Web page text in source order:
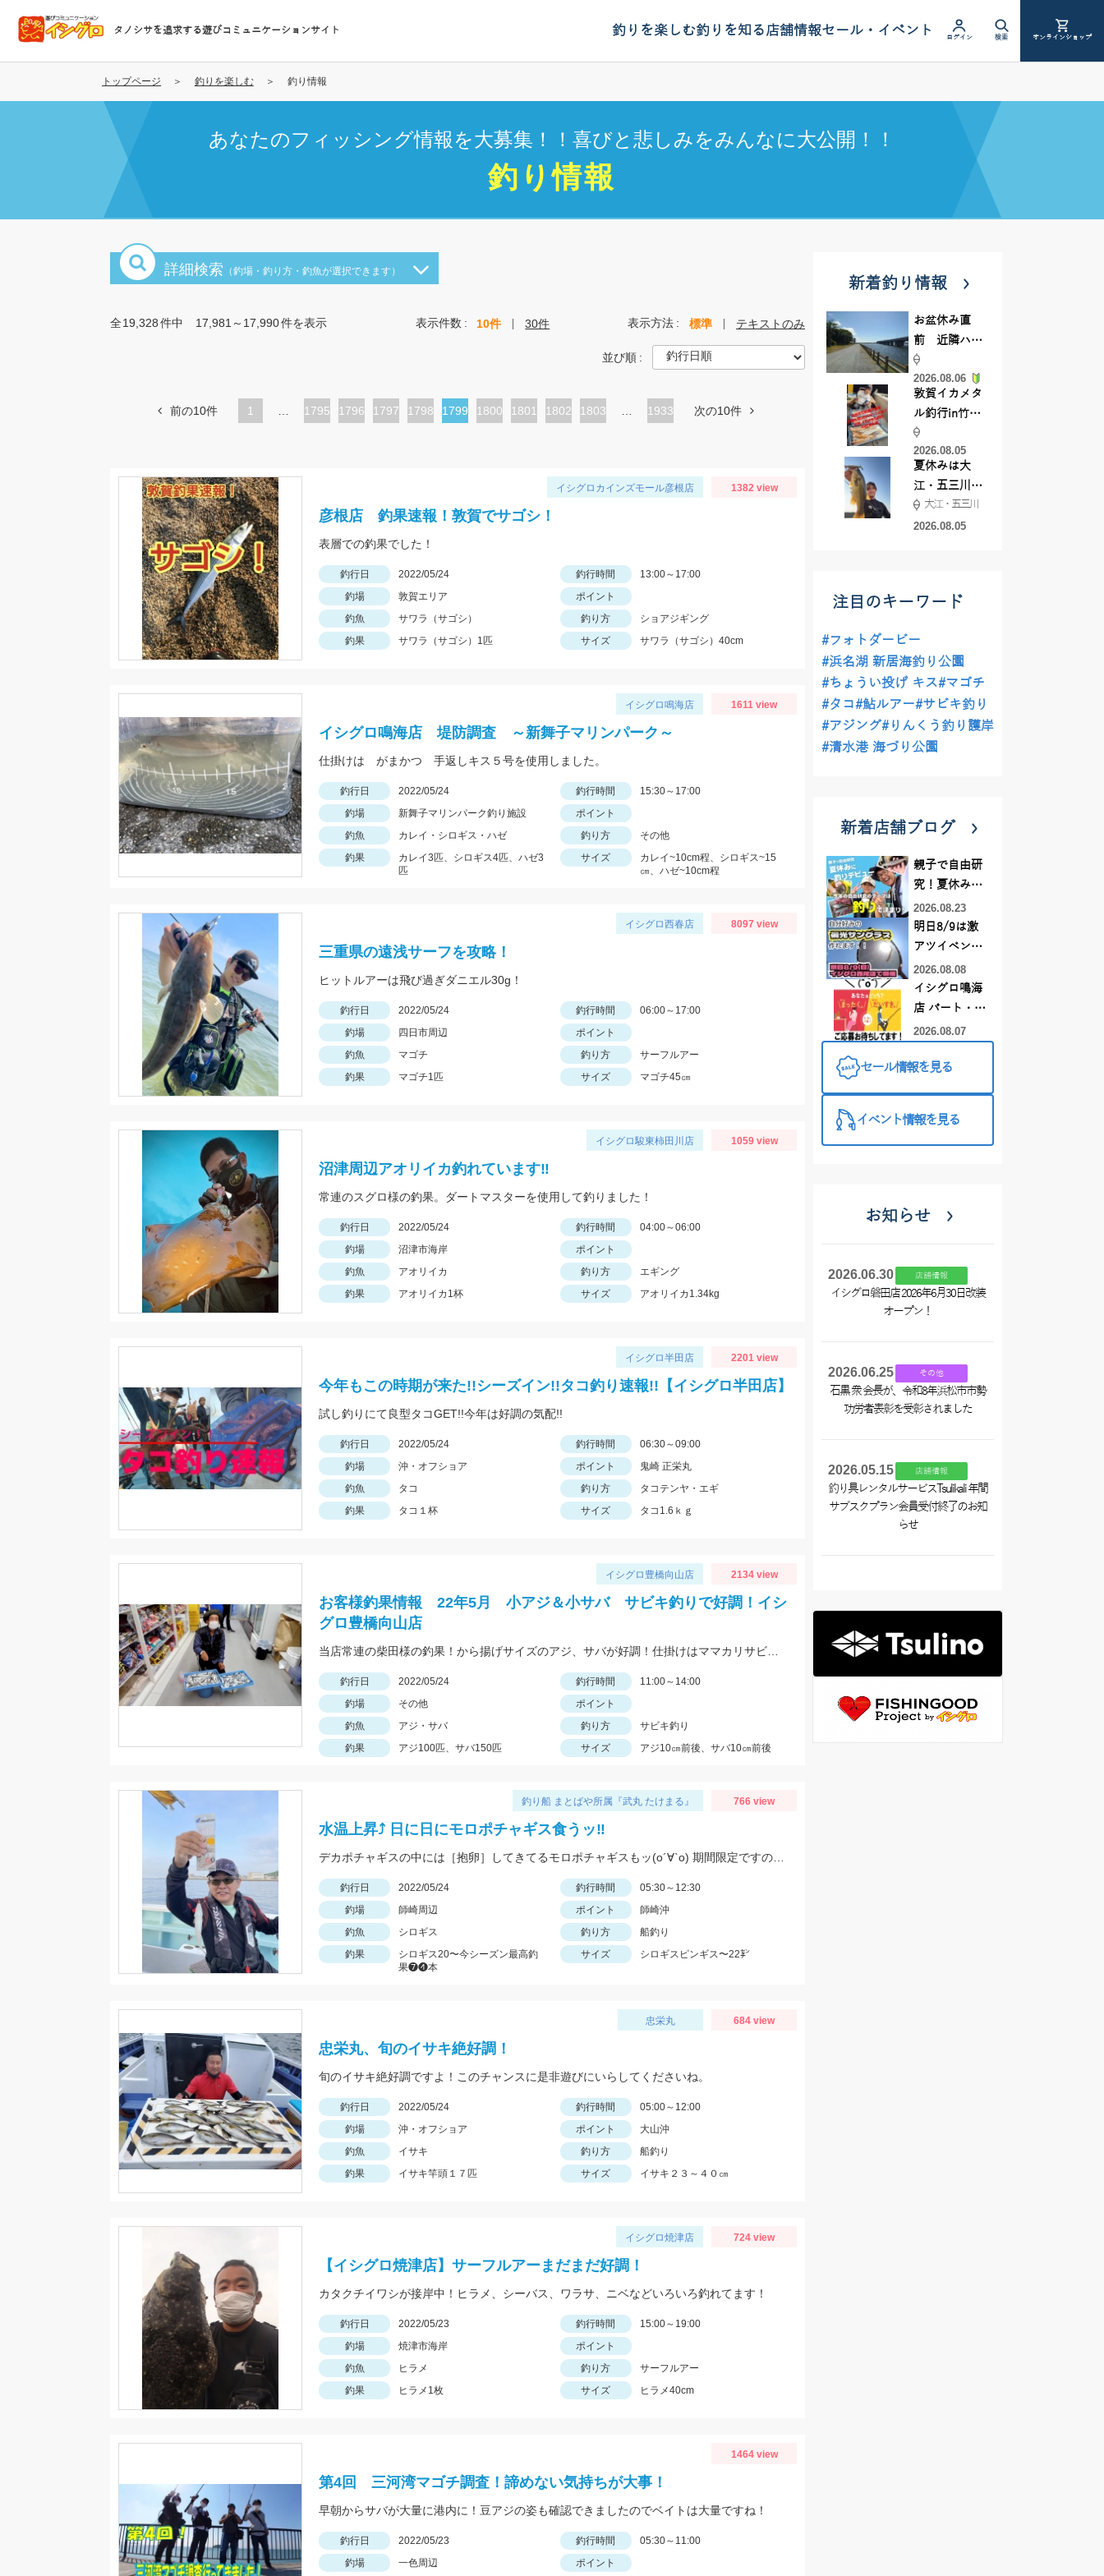
コ
テ
タノシサを追求する遊びコミュニケーションサイト 釣りを楽しむ釣りを知る店舗情報セール・イベント ログイン 検索 オンラインショップ
トップページ 釣りを楽しむ 釣り情報
あなたのフィッシング情報を大募集！！喜びと悲しみをみんなに大公開！！
釣り情報
詳細検索 （釣場・釣り方・釣魚が選択できます）
全19,328件中 17,981～17,990件を表示 表示件数 10件 30件 表示方法 標準 テキストのみ
並び順
前の10件 1
ペ
1795
ペ
1796
ペ
1797
ペ
1798
カ
ペ
1799
ペ
1800
ペ
1801
ペ
1802
ペ
1803 1933 次の10件
イシグロカインズモール彦根店 1382 view
彦根店 釣果速報！敦賀でサゴシ！
表層での釣果でした！
釣行日 2022/05/24 釣行時間
13:00～17:00
釣場
敦賀エリア
ポイント
釣魚
サワラ（サゴシ） 釣り方
ショアジギング
釣果
サワラ（サゴシ）1匹 サイズ サワラ（サゴシ）40cm
イシグロ鳴海店 1611 view
イシグロ鳴海店 堤防調査 ～新舞子マリンパーク～
仕掛けは がまかつ 手返しキス５号を使用しました。
釣行日 2022/05/24 釣行時間
15:30～17:00
釣場
新舞子マリンパーク釣り施設
ポイント
釣魚
カレイ・シロギス・ハゼ 釣り方
その他
釣果
カレイ3匹、シロギス4匹、ハゼ3
匹
サイズ
カレイ~10cm程、シロギス~15
㎝、ハゼ~10cm程
イシグロ西春店 8097 view
三重県の遠浅サーフを攻略！
ヒットルアーは飛び過ぎダニエル30g！
釣行日 2022/05/24 釣行時間
06:00～17:00
釣場
四日市周辺
ポイント
釣魚
マゴチ 釣り方
サーフルアー
釣果
マゴチ1匹 サイズ マゴチ45㎝
イシグロ駿東柿田川店 1059 view
沼津周辺アオリイカ釣れています‼
常連のスグロ様の釣果。ダートマスターを使用して釣りました！
釣行日 2022/05/24 釣行時間
04:00～06:00
釣場
沼津市海岸
ポイント
釣魚
アオリイカ 釣り方
エギング
釣果
アオリイカ1杯 サイズ アオリイカ1.34kg
イシグロ半田店 2201 view
今年もこの時期が来た!!シーズイン!!タコ釣り速報!!【イシグロ半田店】
試し釣りにて良型タコGET!!今年は好調の気配!!
釣行日 2022/05/24 釣行時間
06:30～09:00
釣場
沖・オフショア ポイント
鬼崎 正栄丸
釣魚
タコ 釣り方
タコテンヤ・エギ
釣果
タコ１杯 サイズ タコ1.6ｋｇ
イシグロ豊橋向山店 2134 view
お客様釣果情報 22年5月 小アジ＆小サバ サビキ釣りで好調！イシ
グロ豊橋向山店
釣行日 2022/05/24 釣行時間
11:00～14:00
釣場
その他
ポイント
釣魚
アジ・サバ 釣り方
サビキ釣り
釣果
アジ100匹、サバ150匹 サイズ アジ10㎝前後、サバ10㎝前後
釣り船 まとばや所属『武丸 たけまる』 766 view
水温上昇⤴︎ 日に日にモロポチャギス食うッ‼︎
釣行日 2022/05/24 釣行時間
05:30～12:30
釣場
師崎周辺 ポイント
師崎沖
釣魚
シロギス 釣り方
船釣り
釣果
シロギス20〜今シーズン最高釣
果❼❹本
サイズ シロギスピンギス〜22㌢
忠栄丸 684 view
忠栄丸、旬のイサキ絶好調！
旬のイサキ絶好調ですよ！このチャンスに是非遊びにいらしてくださいね。
釣行日 2022/05/24 釣行時間
05:00～12:00
釣場
沖・オフショア ポイント
大山沖
釣魚
イサキ 釣り方
船釣り
釣果
イサキ竿頭１７匹 サイズ イサキ２３～４０㎝
イシグロ焼津店 724 view
【イシグロ焼津店】サーフルアーまだまだ好調！
カタクチイワシが接岸中！ヒラメ、シーバス、ワラサ、ニベなどいろいろ釣れてます！
釣行日 2022/05/23 釣行時間
15:00～19:00
釣場
焼津市海岸
ポイント
釣魚
ヒラメ 釣り方
サーフルアー
釣果
ヒラメ1枚 サイズ ヒラメ40cm
1464 view
第4回 三河湾マゴチ調査！諦めない気持ちが大事！
早朝からサバが大量に港内に！豆アジの姿も確認できましたのでベイトは大量ですね！
釣行日 2022/05/23 釣行時間
05:30～11:00
釣場
一色周辺 ポイント
新着釣り情報
お盆休み直
前 近隣ハゼ
釣り場調査し
てきました
2026.08.06
敦賀イカメタ
ル釣行in竹宝
丸様 釣り方で
釣果が激変！
竿頭を取った
パターンと
は？
2026.08.05
夏休みは大
江・五三川で
バスフィッシ
ング♪
大江・五三川
2026.08.05
注目のキーワード
#フォトダービー
#浜名湖 新居海釣り公園
#ちょうい投げ キス#マゴチ
#タコ#鮎ルアー#サビキ釣り
#アジング#りんくう釣り護岸
#清水港 海づり公園
新着店舗ブログ
親子で自由研
究！夏休みに
釣りデビュー
2026.08.23
明日8/9は激
アツイベント
日！！！～オ
ーダー偏光グ
ラス受注会～
2026.08.08
イシグロ鳴海
店 パート・ア
ルバイトスタ
募集中！
2026.08.07
セール情報を見る
イベント情報を見る
お知らせ
2026.06.30 店舗情報
イシグロ磐田店 2026年6月30日改装
オープン！
2026.06.25 その他
石黒 衆 会長が、令和8年浜松市市勢
功労者表彰を受彰されました
2026.05.15 店舗情報
釣り具レンタルサービスTsulikali 年間
サブスクプラン会員受付終了のお知
らせ